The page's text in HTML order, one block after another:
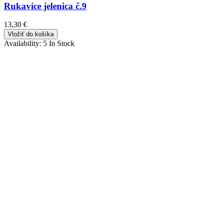
Rukavice jelenica č.9
13,30 €
Vložiť do košíka
Availability: 5 In Stock